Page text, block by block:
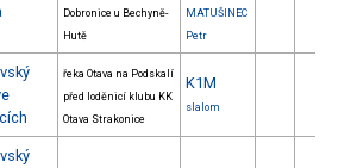
Dobronice u Bechyně-
Hutě
MATUŠINEC
Petr
řeka Otava na Podskalí
před loděnicí klubu KK
Otava Strakonice
K1M
slalom